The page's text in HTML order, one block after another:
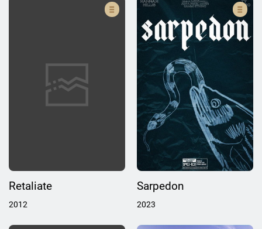
Retaliate
2012
Sarpedon
2023